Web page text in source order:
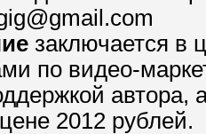
заключается в
по видео-
автора,
2012 рублей.